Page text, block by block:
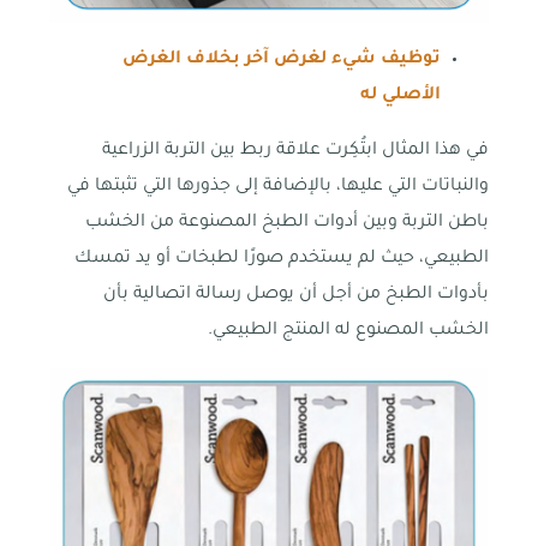
توظيف شيء لغرض آخر بخلاف الغرض
الأصلي له
في هذا المثال ابتُكِرت علاقة ربط بين التربة الزراعية
والنباتات التي عليها، بالإضافة إلى جذورها التي تثبتها في
باطن التربة وبين أدوات الطبخ المصنوعة من الخشب
الطبيعي، حيث لم يستخدم صورًا لطبخات أو يد تمسك
بأدوات الطبخ من أجل أن يوصل رسالة اتصالية بأن
الخشب المصنوع له المنتج الطبيعي.